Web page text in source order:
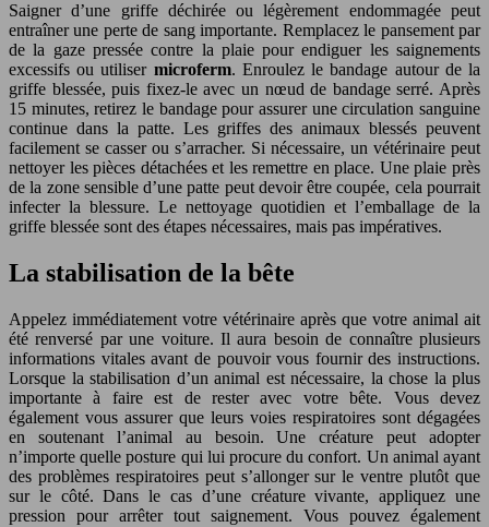
Saigner d’une griffe déchirée ou légèrement endommagée peut
entraîner une perte de sang importante. Remplacez le pansement par
de la gaze pressée contre la plaie pour endiguer les saignements
excessifs ou utiliser microferm. Enroulez le bandage autour de la
griffe blessée, puis fixez-le avec un nœud de bandage serré. Après
15 minutes, retirez le bandage pour assurer une circulation sanguine
continue dans la patte. Les griffes des animaux blessés peuvent
facilement se casser ou s’arracher. Si nécessaire, un vétérinaire peut
nettoyer les pièces détachées et les remettre en place. Une plaie près
de la zone sensible d’une patte peut devoir être coupée, cela pourrait
infecter la blessure. Le nettoyage quotidien et l’emballage de la
griffe blessée sont des étapes nécessaires, mais pas impératives.
La stabilisation de la bête
Appelez immédiatement votre vétérinaire après que votre animal ait
été renversé par une voiture. Il aura besoin de connaître plusieurs
informations vitales avant de pouvoir vous fournir des instructions.
Lorsque la stabilisation d’un animal est nécessaire, la chose la plus
importante à faire est de rester avec votre bête. Vous devez
également vous assurer que leurs voies respiratoires sont dégagées
en soutenant l’animal au besoin. Une créature peut adopter
n’importe quelle posture qui lui procure du confort. Un animal ayant
des problèmes respiratoires peut s’allonger sur le ventre plutôt que
sur le côté. Dans le cas d’une créature vivante, appliquez une
pression pour arrêter tout saignement. Vous pouvez également